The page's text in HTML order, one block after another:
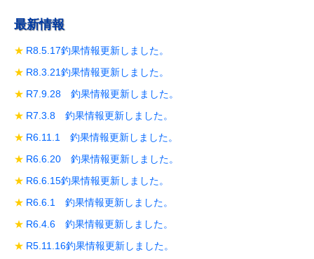
最新情報
R8.5.17釣果情報更新しました。
R8.3.21釣果情報更新しました。
R7.9.28 釣果情報更新しました。
R7.3.8 釣果情報更新しました。
R6.11.1 釣果情報更新しました。
R6.6.20 釣果情報更新しました。
R6.6.15釣果情報更新しました。
R6.6.1 釣果情報更新しました。
R6.4.6 釣果情報更新しました。
R5.11.16釣果情報更新しました。